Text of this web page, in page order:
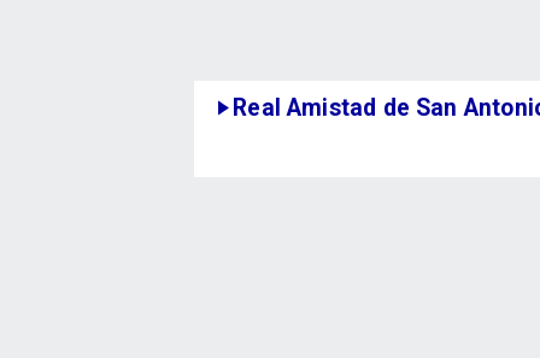
Real Amistad de San